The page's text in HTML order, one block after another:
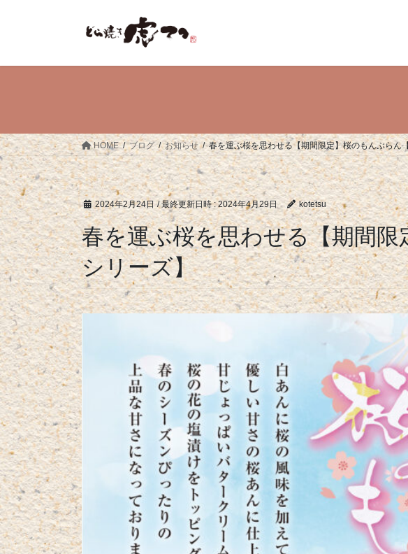
ッ
プ
移
動
HOME ブログ お知らせ 春を運ぶ桜を思わせる【期間限定】桜のもんぶらん
2024年2月24日 / 最終更新日時 :2024年4月29日 kotetsu
春を運ぶ桜を思わせる【期間
シリーズ】